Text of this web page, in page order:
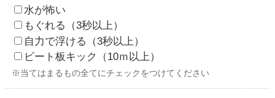
水が怖い
もぐれる（3秒以上）
自力で浮ける（3秒以上）
ビート板キック（10ｍ以上）
※当てはまるもの全てにチェックをつけてください